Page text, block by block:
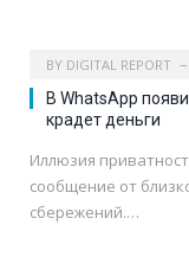
BY DIGITAL REPORT
В WhatsApp
крадет деньги
Иллюзия
сообщение от
сбережений.…